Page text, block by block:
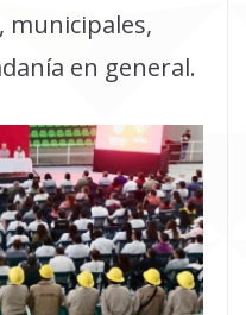
municipales,
en general.